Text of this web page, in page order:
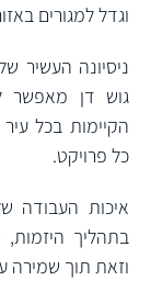
וגדל למגורים
ניסיונה העשיר
גוש דן מאפשר
הקיימות בכל
כל פרויקט.
איכות העבודה
בתהליך היזמות,
וזאת תוך שמירה